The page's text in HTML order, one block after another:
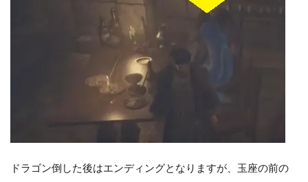
ドラゴン倒した後はエンディングとなりますが、玉座の前の